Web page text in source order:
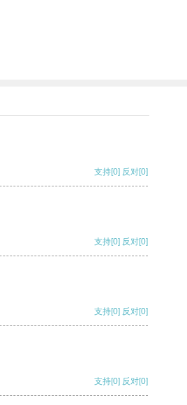
支持[0] 反对[0]
支持[0] 反对[0]
支持[0] 反对[0]
支持[0] 反对[0]